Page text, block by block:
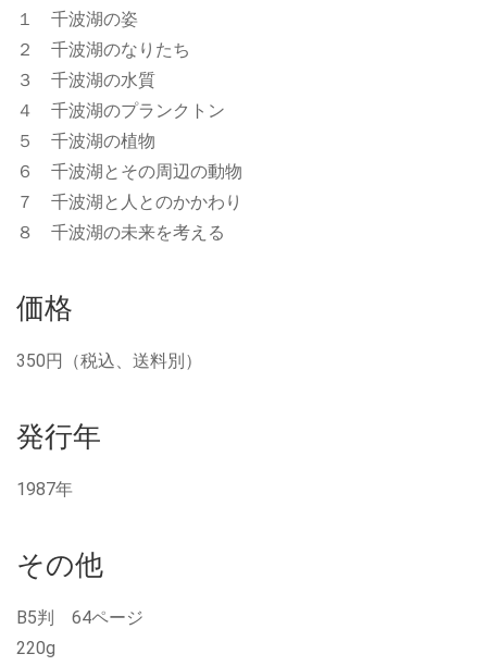
１ 千波湖の姿
２ 千波湖のなりたち
３ 千波湖の水質
４ 千波湖のプランクトン
５ 千波湖の植物
６ 千波湖とその周辺の動物
７ 千波湖と人とのかかわり
８ 千波湖の未来を考える
価格
350円（税込、送料別）
発行年
1987年
その他
B5判 64ページ
220g